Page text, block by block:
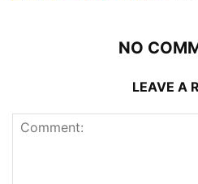
NO
LEAVE A